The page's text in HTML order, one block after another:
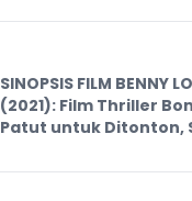
SINOPSIS FILM BENNY
(2021): Film Thriller
Patut untuk Ditonton,